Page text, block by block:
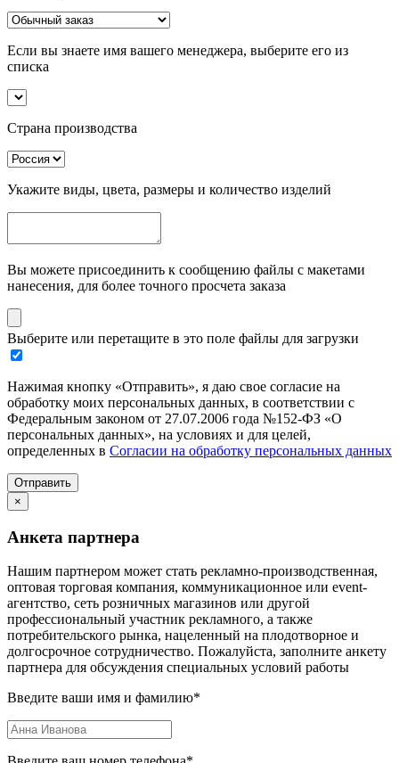
Если вы знаете имя вашего менеджера, выберите его из
списка
Страна производства
Укажите виды, цвета, размеры и количество изделий
Вы можете присоединить к сообщению файлы с макетами
нанесения, для более точного просчета заказа
Выберите или перетащите в это поле файлы для загрузки
Нажимая кнопку «Отправить», я даю свое согласие на
обработку моих персональных данных, в соответствии с
Федеральным законом от 27.07.2006 года №152-ФЗ «О
персональных данных», на условиях и для целей,
определенных в Согласии на обработку персональных данных
Отправить
×
Анкета партнера
Нашим партнером может стать рекламно-производственная,
оптовая торговая компания, коммуникационное или event-
агентство, сеть розничных магазинов или другой
профессиональный участник рекламного, а также
потребительского рынка, нацеленный на плодотворное и
долгосрочное сотрудничество. Пожалуйста, заполните анкету
партнера для обсуждения специальных условий работы
Введите ваши имя и фамилию*